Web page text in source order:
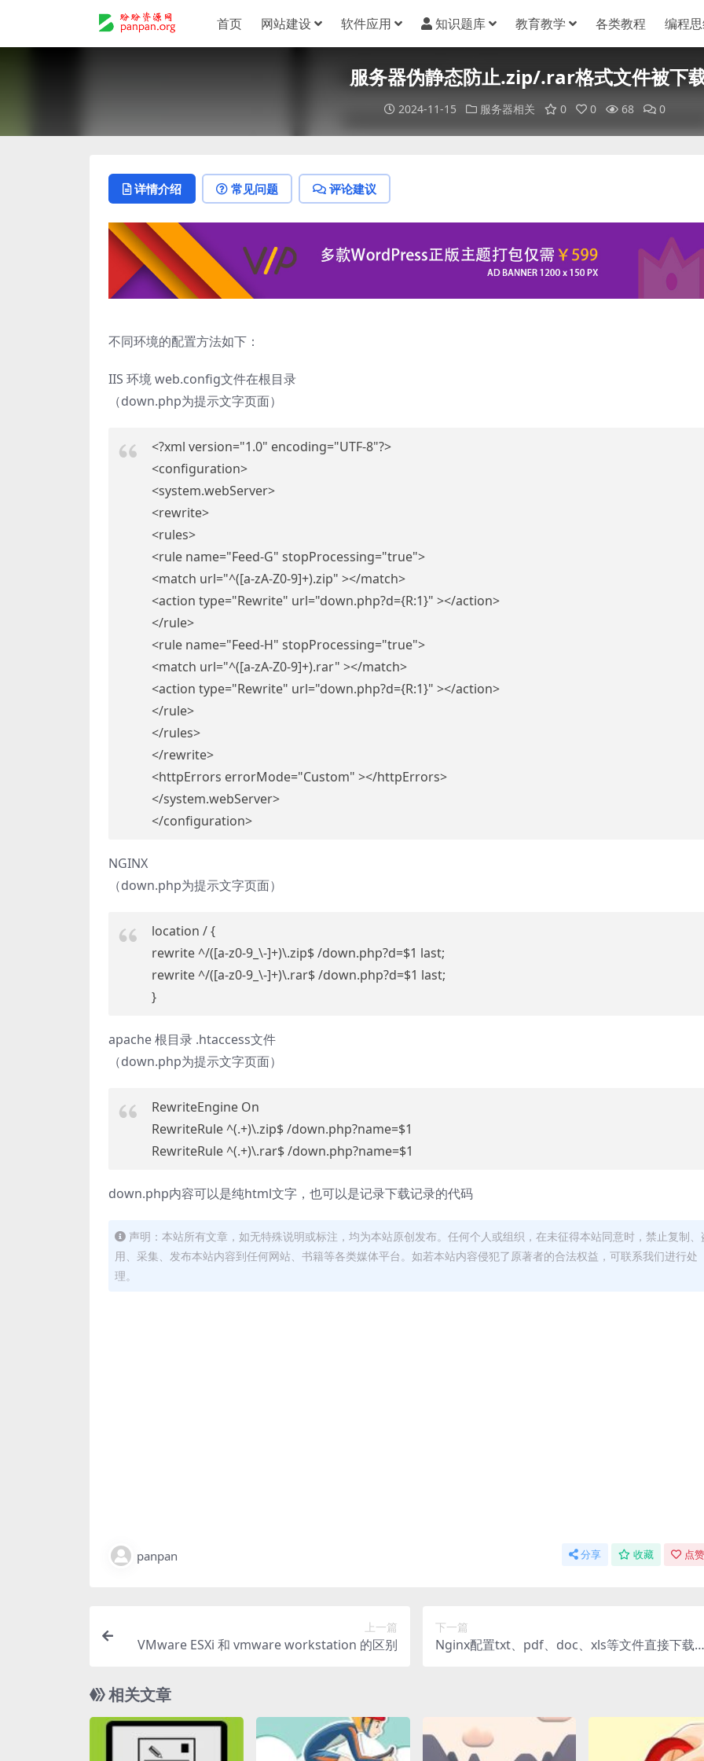
首页 网站建设 软件应用 知识题库 教育教学 各类教程 编程
服务器伪静态防止.zip/.rar格式文件被下
2024-11-15 服务器相关 0 0 68 0
详情介绍 常见问题 评论建议
不同环境的配置方法如下：
IIS 环境 web.config文件在根目录
（down.php为提示文字页面）
<?xml version="1.0" encoding="UTF-8"?>
<configuration>
<system.webServer>
<rewrite>
<rules>
<rule name="Feed-G" stopProcessing="true">
<match url="^([a-zA-Z0-9]+).zip" ></match>
<action type="Rewrite" url="down.php?d={R:1}" ></action>
</rule>
<rule name="Feed-H" stopProcessing="true">
<match url="^([a-zA-Z0-9]+).rar" ></match>
<action type="Rewrite" url="down.php?d={R:1}" ></action>
</rule>
</rules>
</rewrite>
<httpErrors errorMode="Custom" ></httpErrors>
</system.webServer>
</configuration>
NGINX
（down.php为提示文字页面）
location / {
rewrite ^/([a-z0-9_\-]+)\.zip$ /down.php?d=$1 last;
rewrite ^/([a-z0-9_\-]+)\.rar$ /down.php?d=$1 last;
}
apache 根目录 .htaccess文件
（down.php为提示文字页面）
RewriteEngine On
RewriteRule ^(.+)\.zip$ /down.php?name=$1
RewriteRule ^(.+)\.rar$ /down.php?name=$1
down.php内容可以是纯html文字，也可以是记录下载记录的代码
声明：本站所有文章，如无特殊说明或标注，均为本站原创发布。任何个人或组织，在未征得本站同意时，禁止复制、
用、采集、发布本站内容到任何网站、书籍等各类媒体平台。如若本站内容侵犯了原著者的合法权益，可联系我们进行处
理。
panpan 分享 收藏 点
上一篇
VMware ESXi 和 vmware workstation 的区别
下一篇
Nginx配置txt、pdf、doc、xls等文件直接下载
相关文章